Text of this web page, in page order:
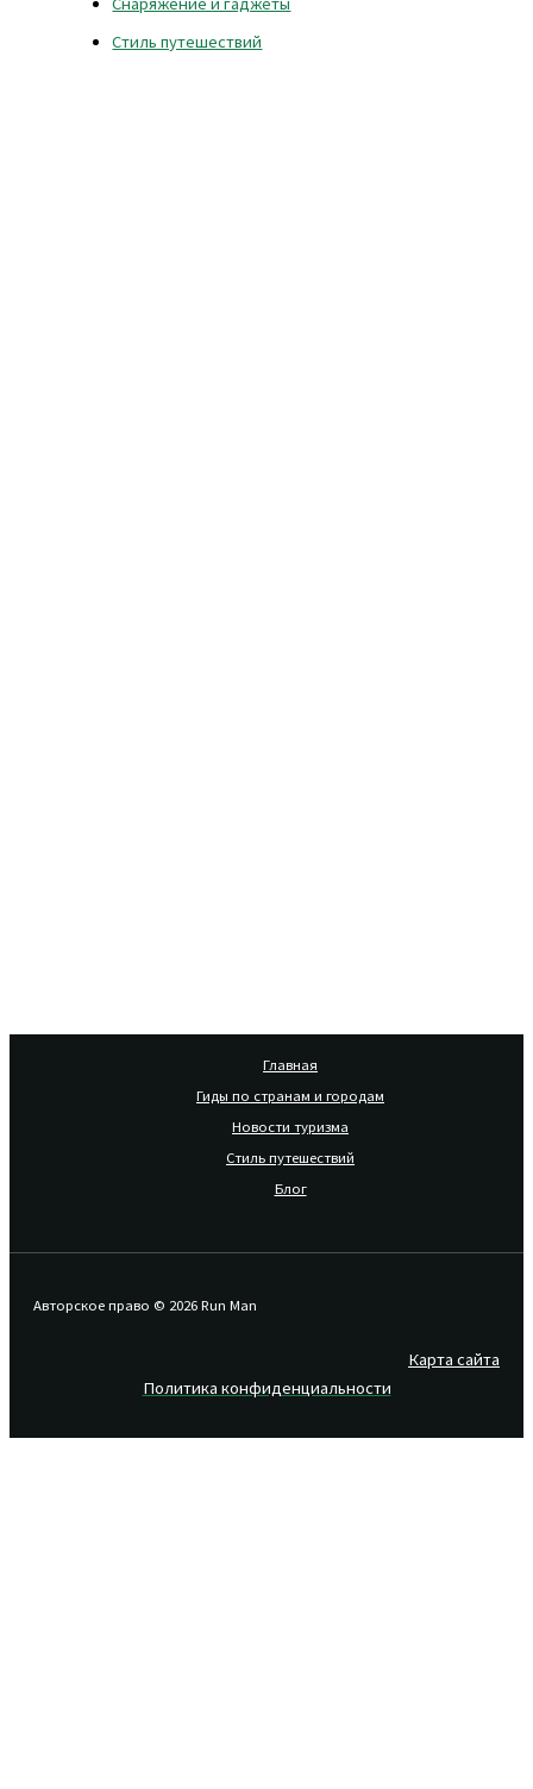
Стиль путешествий
Главная
Гиды по странам и городам
Новости туризма
Стиль путешествий
Блог
Авторское право © 2026 Run Man
Карта сайта
Политика конфиденциальности